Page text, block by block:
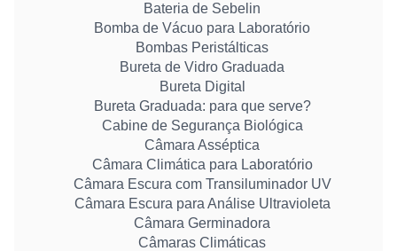
Bateria de Sebelin
Bomba de Vácuo para Laboratório
Bombas Peristálticas
Bureta de Vidro Graduada
Bureta Digital
Bureta Graduada: para que serve?
Cabine de Segurança Biológica
Câmara Asséptica
Câmara Climática para Laboratório
Câmara Escura com Transiluminador UV
Câmara Escura para Análise Ultravioleta
Câmara Germinadora
Câmaras Climáticas